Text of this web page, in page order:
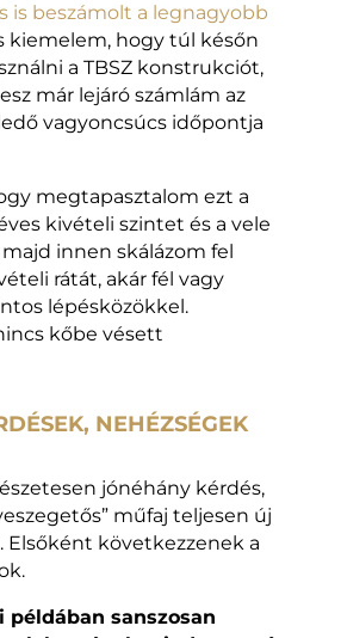
is beszámolt a legnagyobb
kiemelem, hogy túl későn
a TBSZ konstrukciót,
már lejáró számlám az
vagyoncsúcs időpontja
megtapasztalom ezt a
kivételi szintet és a vele
innen skálázom fel
rátát, akár fél vagy
lépésközökkel.
kőbe vésett
NEHÉZSÉGEK
jónéhány kérdés,
műfaj teljesen új
Elsőként következzenek a
példában sanszosan